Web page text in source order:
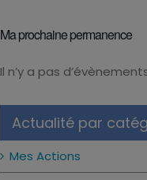
Ma prochaine permanence
Notice
Il n’y a pas
Actualité par
Mes Actions